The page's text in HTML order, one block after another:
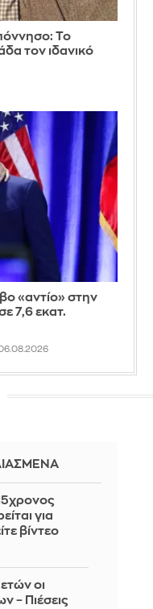
Το
τον ιδανικό
«αντίο» στην
7,6 εκατ.
για
βίντεο
οι
– Πιέσεις